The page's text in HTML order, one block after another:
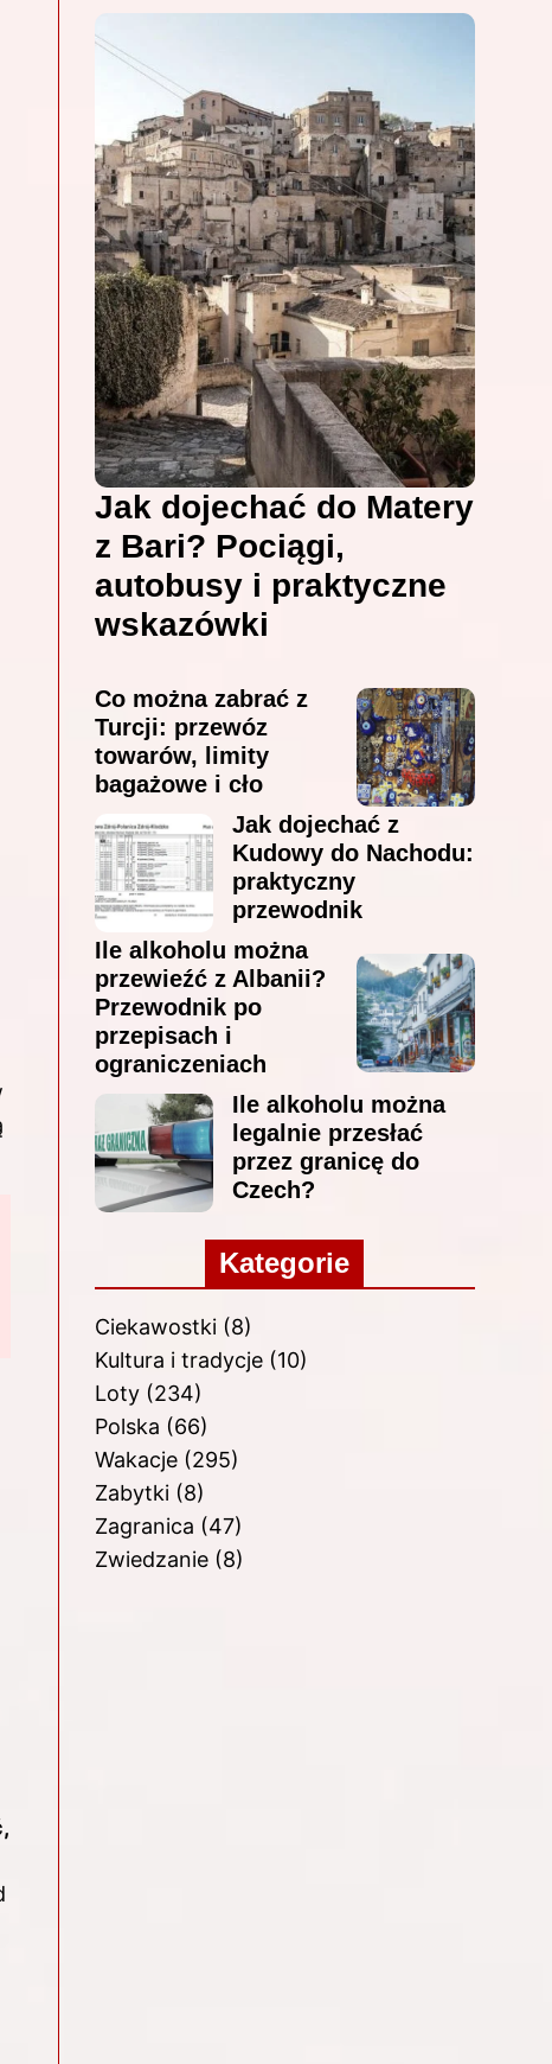
Jak dojechać do Matery
z Bari? Pociągi,
autobusy i praktyczne
wskazówki
Co można zabrać z
Turcji: przewóz
towarów, limity
bagażowe i cło
Jak dojechać z
Kudowy do Nachodu:
praktyczny
przewodnik
Ile alkoholu można
przewieźć z Albanii?
Przewodnik po
przepisach i
ograniczeniach
Ile alkoholu można
legalnie przesłać
przez granicę do
Czech?
Kategorie
Ciekawostki(8)
Kultura i tradycje(10)
Loty(234)
Polska (66)
Wakacje(295)
Zabytki(8)
Zagranica (47)
Zwiedzanie(8)